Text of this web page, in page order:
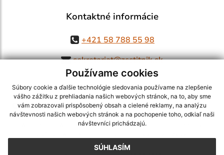
Používame cookies
Súbory cookie a ďalšie technológie sledovania používame na zlepšenie
vášho zážitku z prehliadania našich webových stránok, na to, aby sme
vám zobrazovali prispôsobený obsah a cielené reklamy, na analýzu
návštevnosti našich webových stránok a na pochopenie toho, odkiaľ naši
návštevníci prichádzajú.
SÚHLASÍM
Kontaktné informácie
+421 58 788 55 98
sekretariat@zsstitnik.sk
využite možnosť získavania aktuálnych informácií s využitím RSS
CMS systém (redakčný) systém ECHELON 2,Mapa stránok,web portál
webex.digital, s.r.o.,domény,registrácia domény